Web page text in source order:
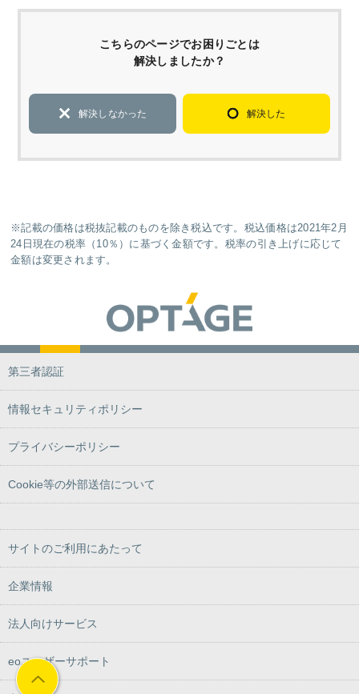
こちらのページでお困りごとは
解決しましたか？
解決しなかった 解決した
※記載の価格は税抜記載のものを除き税込です。税込価格は2021年2月
24日現在の税率（10％）に基づく金額です。税率の引き上げに応じて
金額は変更されます。
第三者認証
情報セキュリティポリシー
プライバシーポリシー
Cookie等の外部送信について
サイトのご利用にあたって
企業情報
法人向けサービス
eoユーザーサポート